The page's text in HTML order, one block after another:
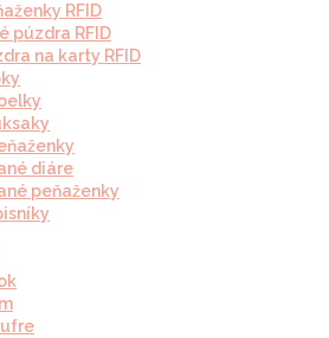
RFID
púzdra RFID
na karty RFID
diáre
peňaženky